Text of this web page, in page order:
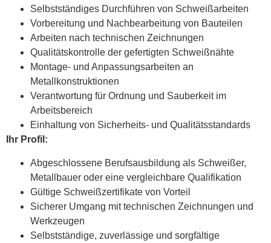
Selbstständiges Durchführen von Schweißarbeiten
Vorbereitung und Nachbearbeitung von Bauteilen
Arbeiten nach technischen Zeichnungen
Qualitätskontrolle der gefertigten Schweißnähte
Montage- und Anpassungsarbeiten an
Metallkonstruktionen
Verantwortung für Ordnung und Sauberkeit im
Arbeitsbereich
Einhaltung von Sicherheits- und Qualitätsstandards
Ihr Profil:
Abgeschlossene Berufsausbildung als Schweißer,
Metallbauer oder eine vergleichbare Qualifikation
Gültige Schweißzertifikate von Vorteil
Sicherer Umgang mit technischen Zeichnungen und
Werkzeugen
Selbstständige, zuverlässige und sorgfältige